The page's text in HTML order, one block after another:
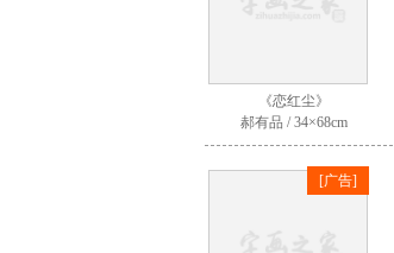
《恋红尘》
郝有品 / 34×68cm
[广告]